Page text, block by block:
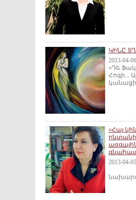
ԿԻՆԸ
2013-04-
«Դե
Հոգի...
«Հայ
2013-04-
« Դե